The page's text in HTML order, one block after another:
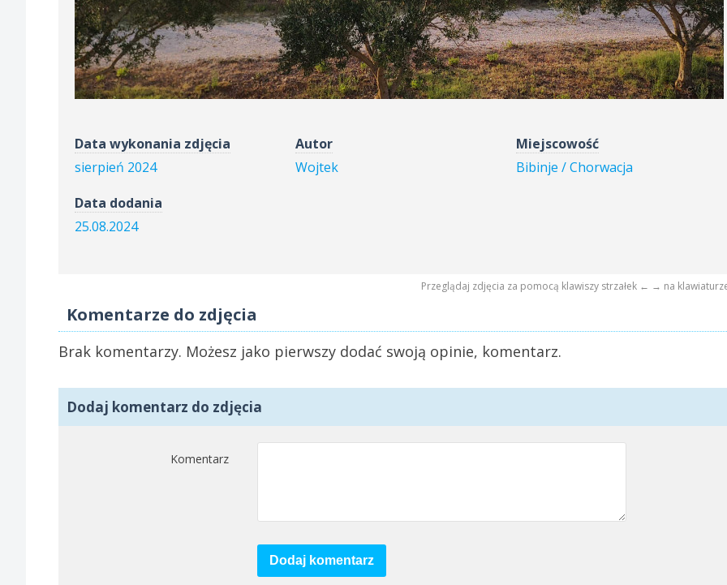
Data wykonania zdjęcia
sierpień 2024
Autor
Wojtek
Miejscowość
Bibinje / Chorwacja
Data dodania
25.08.2024
Przeglądaj zdjęcia za pomocą klawiszy strzałek ← → na
Komentarze do zdjęcia
Brak komentarzy. Możesz jako pierwszy dodać swoją opinie, komentarz.
Dodaj komentarz do zdjęcia
Komentarz
Dodaj komentarz